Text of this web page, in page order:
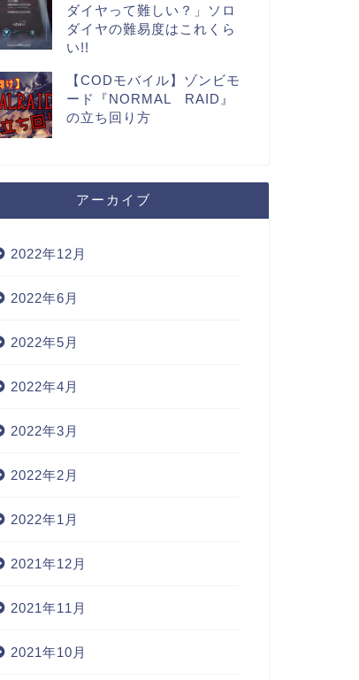
ダイヤって難しい？」ソロ
ダイヤの難易度はこれくら
い!!
【CODモバイル】ゾンビモ
ード『NORMAL RAID』
の立ち回り方
アーカイブ
2022年12月
2022年6月
2022年5月
2022年4月
2022年3月
2022年2月
2022年1月
2021年12月
2021年11月
2021年10月